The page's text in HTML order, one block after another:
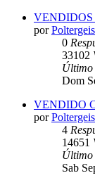
VENDIDOS
por
0
33102
Último
Dom
VENDIDO
por
4
14651
Último
Sab